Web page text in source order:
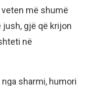
më shumë
gjë që krijon
në
sharmi, humori